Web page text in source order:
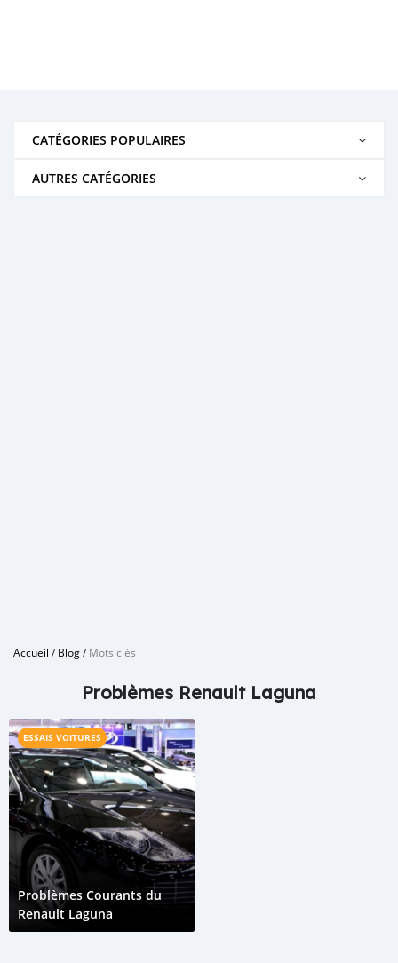
CATÉGORIES POPULAIRES
AUTRES CATÉGORIES
Accueil /Blog/Mots clés
Problèmes Renault Laguna
ESSAIS VOITURES
Problèmes Courants du
Renault Laguna